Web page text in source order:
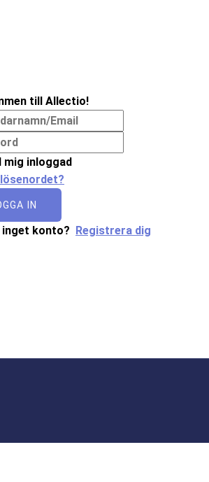
till Allectio!
mig inloggad
lösenordet?
IN
inget konto? Registrera dig